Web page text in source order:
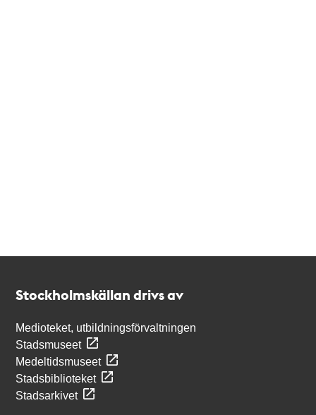
Stockholmskällan drivs av
Medioteket, utbildningsförvaltningen
Stadsmuseet
Medeltidsmuseet
Stadsbiblioteket
Stadsarkivet